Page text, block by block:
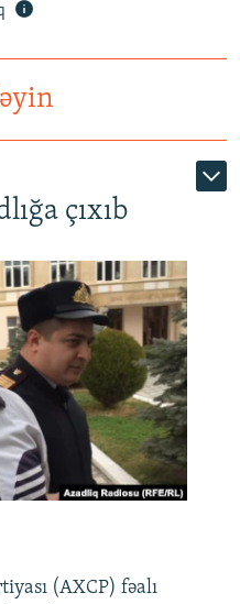
çıxıb
(AXCP) fəalı